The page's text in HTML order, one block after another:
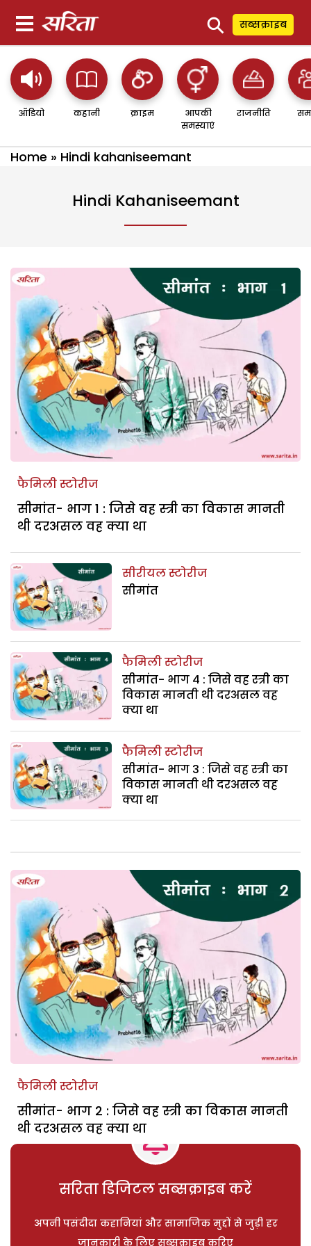
⚲ सब्सक्राइब
ऑडियो कहानी क्राइम
आपकी
समस्याएं
राजनीति
Home » Hindi kahaniseemant
Hindi Kahaniseemant
फैमिली स्टोरीज
सीमांत- भाग 1 : जिसे वह स्त्री का विकास मानती
थी दरअसल वह क्या था
सीरीयल स्टोरीज
सीमांत
फैमिली स्टोरीज
सीमांत- भाग 4 : जिसे वह स्त्री का
विकास मानती थी दरअसल वह
क्या था
फैमिली स्टोरीज
सीमांत- भाग 3 : जिसे वह स्त्री का
विकास मानती थी दरअसल वह
क्या था
फैमिली स्टोरीज
सीमांत- भाग 2 : जिसे वह स्त्री का विकास मानती
थी दरअसल वह क्या था
सरिता डिजिटल सब्सक्राइब करें
अपनी पसंदीदा कहानियां और सामाजिक मुद्दों से जुड़ी हर
जानकारी के लिए सब्सक्राइब करिए